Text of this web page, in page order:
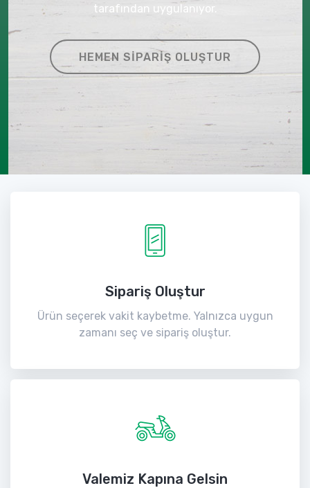
tarafından uygulanıyor.
HEMEN SIPARIŞ OLUŞTUR
Sipariş Oluştur
Ürün seçerek vakit kaybetme. Yalnızca uygun
zamanı seç ve sipariş oluştur.
Valemiz Kapına Gelsin